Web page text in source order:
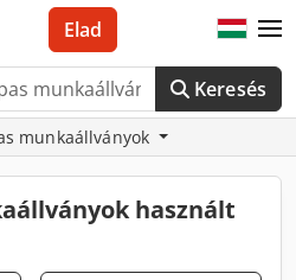
Keresés
Elad
munkaállványok
használt